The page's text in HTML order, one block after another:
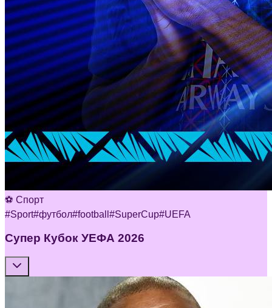
⚽ Спорт
#Sport#футбол#football #SuperCup#UEFA
Супер Кубок УЕФА 2026